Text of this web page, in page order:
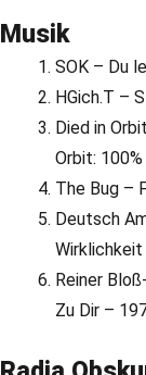
Musik
SOK – Du
HGich.T –
Died in
Orbit:
The Bug –
Deutsch
Reiner
Zu Dir –